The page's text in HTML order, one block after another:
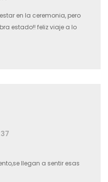
en la ceremonia, pero
estado!! feliz viaje a lo
llegan a sentir esas